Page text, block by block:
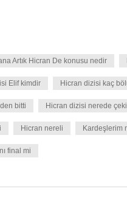
Artık Hicran De konusu nedir
Elif kimdir Hicran dizisi kaç
bitti Hicran dizisi nerede
Hicran nereli Kardeşlerim
final mi